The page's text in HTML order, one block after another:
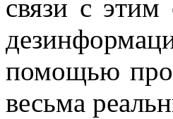
связи с этим
помощью
весьма